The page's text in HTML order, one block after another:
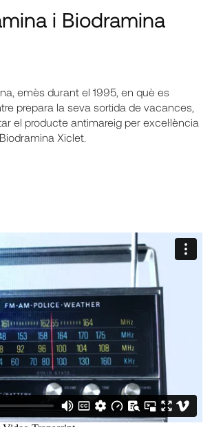
i Biodramina
emès durant el 1995, en què es
prepara la seva sortida de vacances,
el producte antimareig per excel·lència
Xiclet.